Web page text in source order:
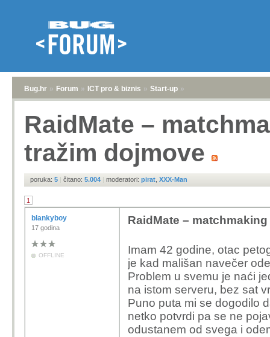
Bug.hr » Forum » ICT pro & biznis » Start-up »
RaidMate –
tražim dojmove
poruka: 5 | čitano: 5.004 | moderatori: pirat XXX-Man
1
blankyboy
17 godina
OFFLINE
RaidMate –
Imam 42 godine, otac
je kad mališan navečer
Problem u svemu je naći
na istom serveru, bez sat
Puno puta mi se dogodilo
netko potvrdi pa se ne
odustanem od svega i